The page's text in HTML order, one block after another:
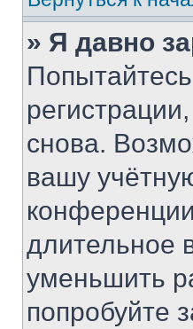
» Я давно
снова.
вашу
длительное
уменьшить
попробуйте